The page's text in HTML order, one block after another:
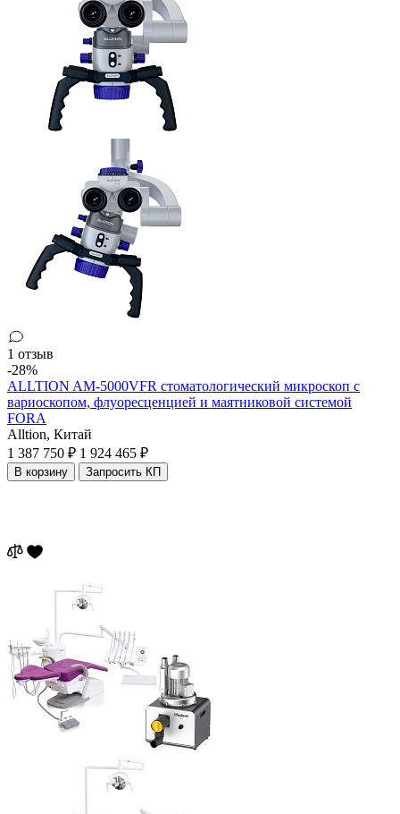
1 отзыв
-28%
ALLTION AM-5000VFR стоматологический микроскоп с
вариоскопом, флуоресценцией и маятниковой системой
FORA
Alltion, Китай
1 387 750 ₽ 1 924 465 ₽
В корзину Запросить КП